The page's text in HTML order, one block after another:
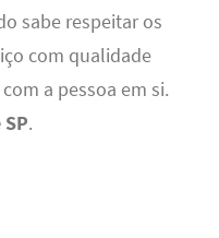
sabe respeitar os
com qualidade
a pessoa em si.
.